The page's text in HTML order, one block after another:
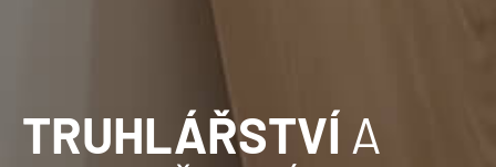
TRUHLÁŘSTVÍ A